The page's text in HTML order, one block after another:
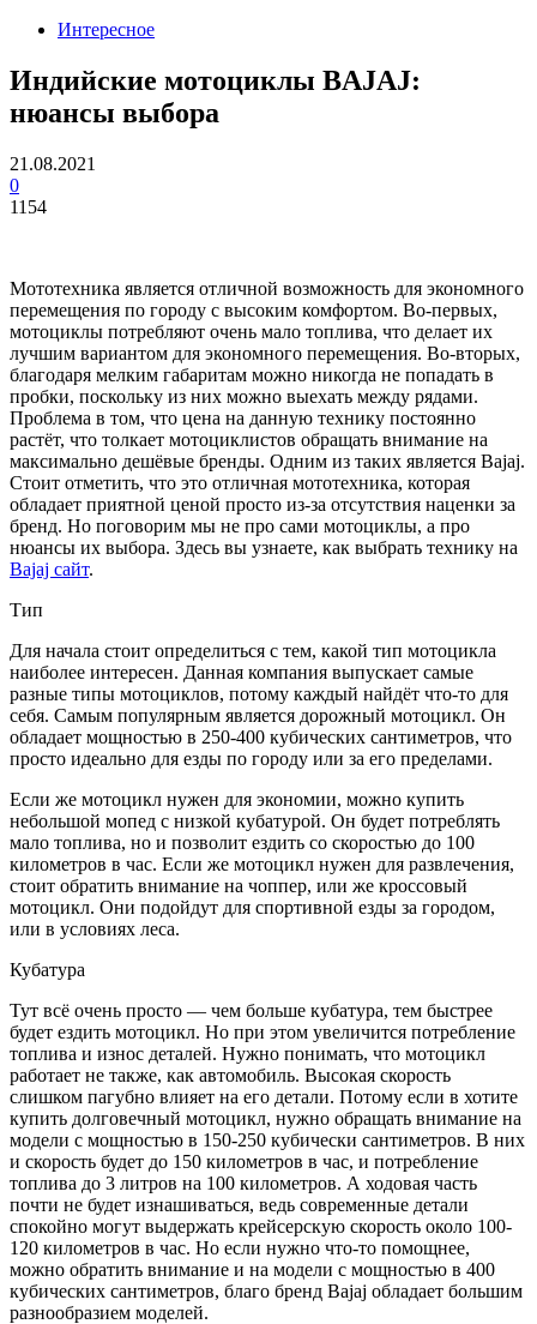
Интересное
Индийские мотоциклы BAJAJ:
нюансы выбора
21.08.2021
0
1154
Мототехника является отличной возможность для экономного
перемещения по городу с высоким комфортом. Во-первых,
мотоциклы потребляют очень мало топлива, что делает их
лучшим вариантом для экономного перемещения. Во-вторых,
благодаря мелким габаритам можно никогда не попадать в
пробки, поскольку из них можно выехать между рядами.
Проблема в том, что цена на данную технику постоянно
растёт, что толкает мотоциклистов обращать внимание на
максимально дешёвые бренды. Одним из таких является Bajaj.
Стоит отметить, что это отличная мототехника, которая
обладает приятной ценой просто из-за отсутствия наценки за
бренд. Но поговорим мы не про сами мотоциклы, а про
нюансы их выбора. Здесь вы узнаете, как выбрать технику на
Bajaj сайт.
Тип
Для начала стоит определиться с тем, какой тип мотоцикла
наиболее интересен. Данная компания выпускает самые
разные типы мотоциклов, потому каждый найдёт что-то для
себя. Самым популярным является дорожный мотоцикл. Он
обладает мощностью в 250-400 кубических сантиметров, что
просто идеально для езды по городу или за его пределами.
Если же мотоцикл нужен для экономии, можно купить
небольшой мопед с низкой кубатурой. Он будет потреблять
мало топлива, но и позволит ездить со скоростью до 100
километров в час. Если же мотоцикл нужен для развлечения,
стоит обратить внимание на чоппер, или же кроссовый
мотоцикл. Они подойдут для спортивной езды за городом,
или в условиях леса.
Кубатура
Тут всё очень просто — чем больше кубатура, тем быстрее
будет ездить мотоцикл. Но при этом увеличится потребление
топлива и износ деталей. Нужно понимать, что мотоцикл
работает не также, как автомобиль. Высокая скорость
слишком пагубно влияет на его детали. Потому если в хотите
купить долговечный мотоцикл, нужно обращать внимание на
модели с мощностью в 150-250 кубически сантиметров. В них
и скорость будет до 150 километров в час, и потребление
топлива до 3 литров на 100 километров. А ходовая часть
почти не будет изнашиваться, ведь современные детали
спокойно могут выдержать крейсерскую скорость около 100-
120 километров в час. Но если нужно что-то помощнее,
можно обратить внимание и на модели с мощностью в 400
кубических сантиметров, благо бренд Bajaj обладает большим
разнообразием моделей.